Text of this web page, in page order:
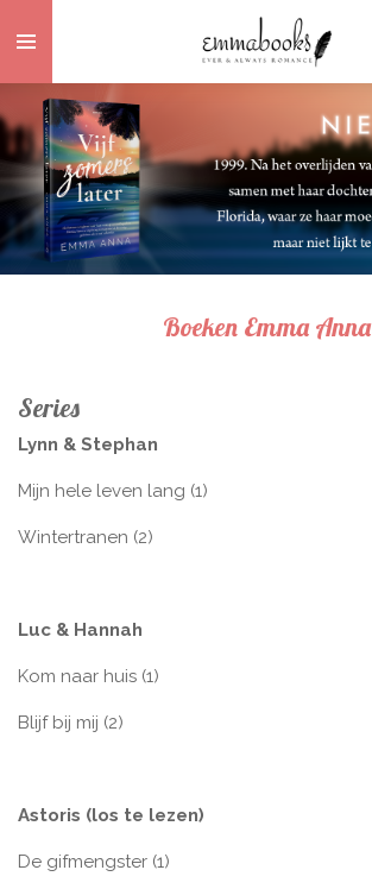
direct
naar
hoofdinhoud
Boeken Emma Anna
Series
Lynn & Stephan
Mijn hele leven lang (1)
Wintertranen (2)
Luc & Hannah
Kom naar huis (1)
Blijf bij mij (2)
Astoris (los te lezen)
De gifmengster (1)